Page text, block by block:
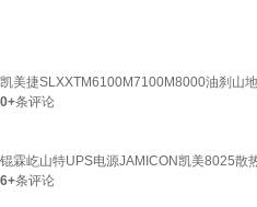
凯美捷SLXXTM6100M7100M8000油刹山
0+条评论
锟霖屹山特UPS电源JAMICON凯美8025散
6+条评论